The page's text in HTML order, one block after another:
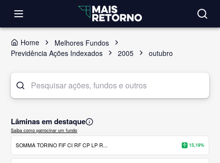
Home
Melhores Fundos
Previdência Ações Indexados
2005 outubro
Lâminas em destaque
Saiba como patrocinar um fundo
SOMMA TORINO FIF CI RF CP LP R... 15,19%